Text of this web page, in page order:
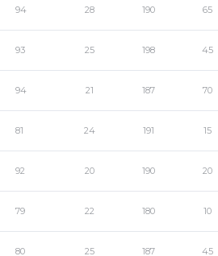
94 28 190 65
93 25 198 45
94 21 187 70
81 24 191 15
92 20 190 20
79 22 180 10
80 25 187 45